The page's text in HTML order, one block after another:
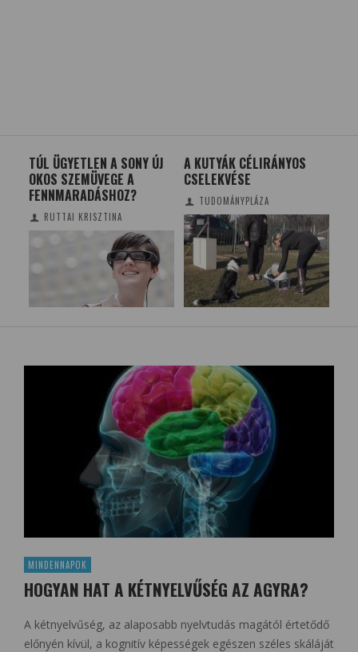
TÚL ÜGYETLEN A SONY ÚJ
OKOS SZEMÜVEGE A
FENNMARADÁSHOZ?
RUTTAI KRISZTINA
A KUTYÁK CÉLIRÁNYOS
CSELEKVÉSE
TUDOMÁNYPLÁZA
MINDENNAPOK
HOGYAN HAT A KÉTNYELVŰSÉG AZ AGYRA?
A kétnyelvűség, az alaposabb nyelvtudás magától értetődő
előnyén kívül, a kognitív képességek egészen széles skáláját